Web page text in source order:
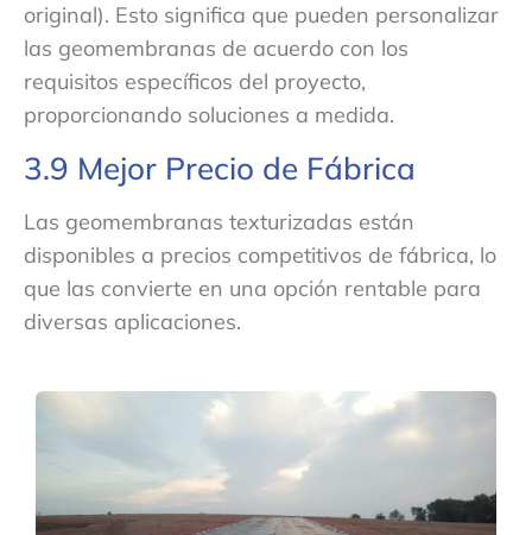
original). Esto significa que pueden personalizar
las geomembranas de acuerdo con los
requisitos específicos del proyecto,
proporcionando soluciones a medida.
3.9 Mejor Precio de Fábrica
Las geomembranas texturizadas están
disponibles a precios competitivos de fábrica, lo
que las convierte en una opción rentable para
diversas aplicaciones.